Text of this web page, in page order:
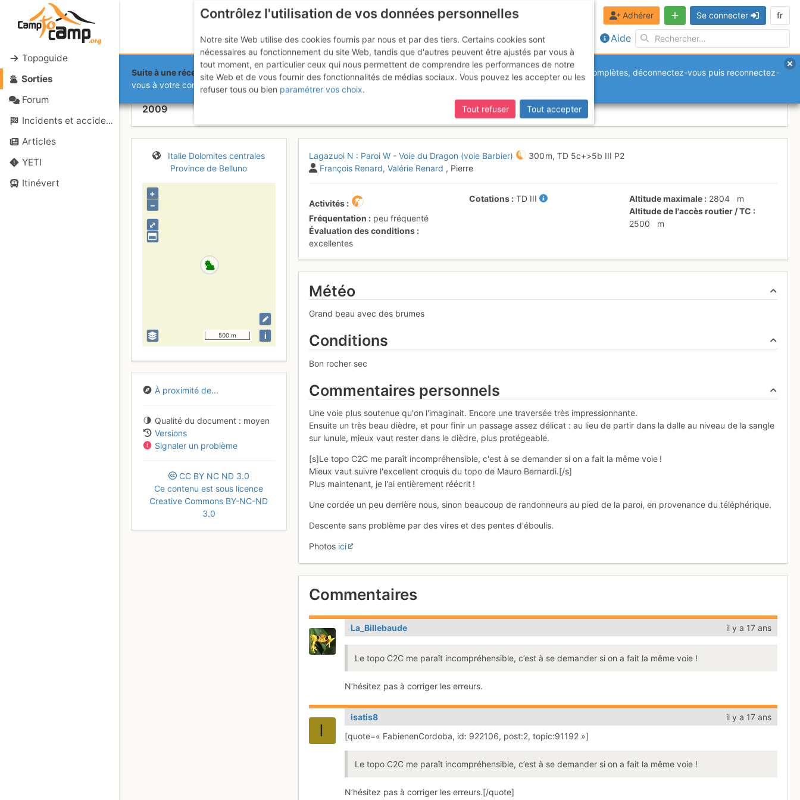
Topoguide
Sorties
Forum
Incidents et accidents
Articles
YETI
Itinévert
Aide
Adhérer Se connecter fr
Suite à une récente et importante mise à jour du site,si certaines pages ne sont plus accessibles, manquantes ou incomplètes, déconnectez-vous puis reconnectez-
vous à votre compte sur le site.
Lagazuoi - sommet N : Paroi W - Voie du Dragon (voie Barbier)
2009
Italie Dolomites centrales
Province de Belluno
⤢
+
–
500 m i
À proximité de...
Qualité du document
moyen
Versions
Signaler un problème
CC BY NC ND 3.0
Ce contenu est sous licence
Creative Commons BY-NC-ND
3.0
Lagazuoi N : Paroi W - Voie du Dragon (voie Barbier) 300 m,TD 5c+>5b III P2
François Renard Valérie Renard , Pierre
Activités
Fréquentation
peu fréquenté
Évaluation des conditions
excellentes
Cotations TD III Altitude maximale 2804
m
Altitude de l'accès routier / TC
2500
m
Météo
Grand beau avec des brumes
Conditions
Bon rocher sec
Commentaires personnels
Une voie plus soutenue qu'on l'imaginait. Encore une traversée très impressionnante.
Ensuite un très beau dièdre, et pour finir un passage assez délicat : au lieu de partir dans la dalle au niveau de la sangle
sur lunule, mieux vaut rester dans le dièdre, plus protégeable.
[s]Le topo C2C me paraît incompréhensible, c'est à se demander si on a fait la même voie !
Mieux vaut suivre l'excellent croquis du topo de Mauro Bernardi.[/s]
Plus maintenant, je l'ai entièrement réécrit !
Une cordée un peu derrière nous, sinon beaucoup de randonneurs au pied de la paroi, en provenance du téléphérique.
Descente sans problème par des vires et des pentes d'éboulis.
Photos ici
Commentaires
La_Billebaude il y a 17 ans
Le topo C2C me paraît incompréhensible, c’est à se demander si on a fait la même voie !
N’hésitez pas à corriger les erreurs.
isatis8
il y a 17 ans
[quote=« FabienenCordoba, id: 922106, post:2, topic:91192 »]
Le topo C2C me paraît incompréhensible, c’est à se demander si on a fait la même voie !
N’hésitez pas à corriger les erreurs.[/quote]
Contrôlez l'utilisation de vos données personnelles
Notre site Web utilise des cookies fournis par nous et par des tiers. Certains cookies sont
nécessaires au fonctionnement du site Web, tandis que d'autres peuvent être ajustés par vous à
tout moment, en particulier ceux qui nous permettent de comprendre les performances de notre
site Web et de vous fournir des fonctionnalités de médias sociaux. Vous pouvez les accepter ou les
refuser tous ou bien paramétrer vos choix.
Tout refuser
Tout accepter